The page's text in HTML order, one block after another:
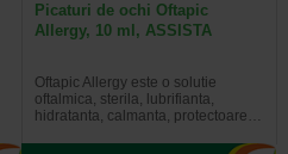
Picaturi de ochi Oftapic
Allergy, 10 ml, ASSISTA
Oftapic Allergy este o solutie
oftalmica, sterila, lubrifianta,
hidratanta, calmanta, protectoare…